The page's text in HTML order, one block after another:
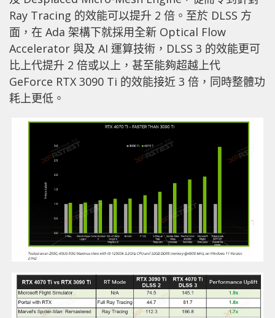
Ray Tracing 的效能可以提升 2 倍。至於 DLSS 方
面，在 Ada 架構下就採用全新 Optical Flow
Accelerator 與及 AI 運算技術，DLSS 3 的效能更可
比上代提升 2 倍或以上，甚至能夠超越上代
GeForce RTX 3090 Ti 的效能接近 3 倍，同時整體功
耗上更低。